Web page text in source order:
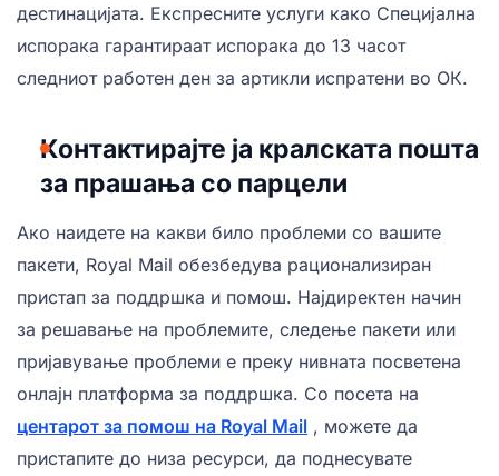
дестинацијата. Експресните услуги како Специјална
испорака гарантираат испорака до 13 часот
следниот работен ден за артикли испратени во ОК.
Контактирајте ја кралската пошта
за прашања со парцели
Ако наидете на какви било проблеми со вашите
пакети, Royal Mail обезбедува рационализиран
пристап за поддршка и помош. Најдиректен начин
за решавање на проблемите, следење пакети или
пријавување проблеми е преку нивната посветена
онлајн платформа за поддршка. Со посета на
центарот за помош на Royal Mail , можете да
пристапите до низа ресурси, да поднесувате